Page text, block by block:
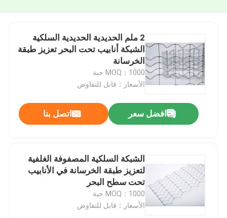
2 ملم الحديدية الحديدية السلكية
الشبكة أنابيب تحت البحر تعزيز طبقة
الخرسانة
MOQ：1000 حبة
الأسعار：قابل للتفاوض
افضل سعر اتصل بنا
الشبكة السلكية المصفوفة الغلفية
لتعزيز طبقة الخرسانة في الأنابيب
تحت سطح البحر
MOQ：1000 حبة
الأسعار：قابل للتفاوض